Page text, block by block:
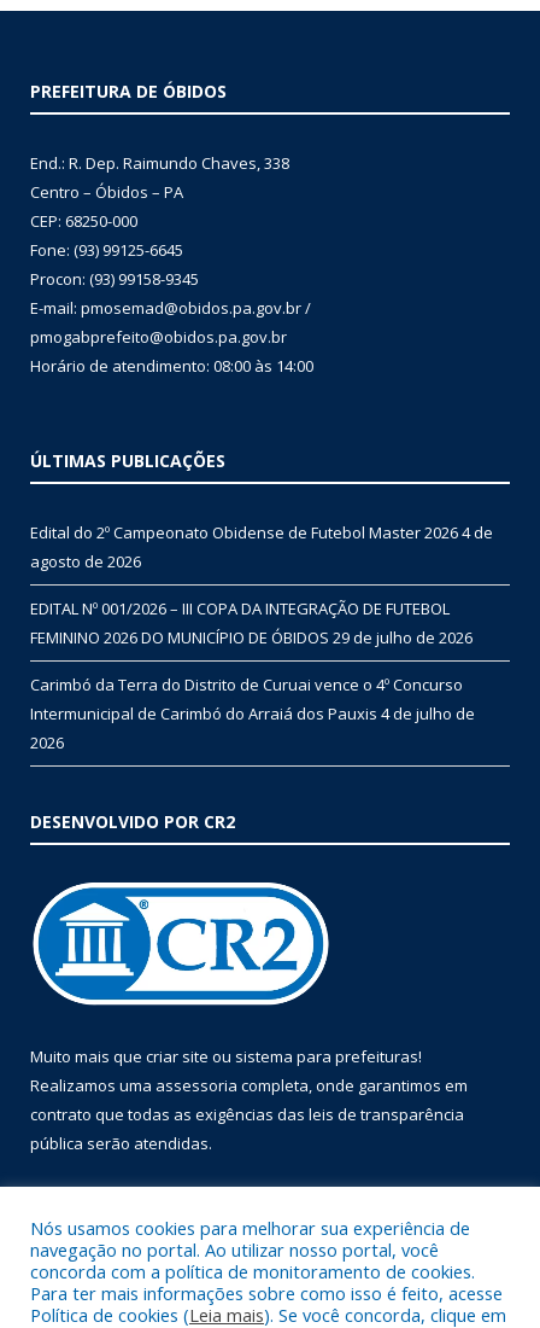
PREFEITURA DE ÓBIDOS
End.: R. Dep. Raimundo Chaves, 338
Centro – Óbidos – PA
CEP: 68250-000
Fone: (93) 99125-6645
Procon: (93) 99158-9345
E-mail: pmosemad@obidos.pa.gov.br /
pmogabprefeito@obidos.pa.gov.br
Horário de atendimento: 08:00 às 14:00
ÚLTIMAS PUBLICAÇÕES
Edital do 2º Campeonato Obidense de Futebol Master 20264 de
agosto de 2026
EDITAL Nº 001/2026 – III COPA DA INTEGRAÇÃO DE FUTEBOL
FEMININO 2026 DO MUNICÍPIO DE ÓBIDOS 29 de julho de 2026
Carimbó da Terra do Distrito de Curuai vence o 4º Concurso
Intermunicipal de Carimbó do Arraiá dos Pauxis 4 de julho de
2026
DESENVOLVIDO POR CR2
Muito mais que criar site ou sistema para prefeituras!
Realizamos uma assessoria completa, onde garantimos em
contrato que todas as exigências das leis de transparência
pública serão atendidas.
Nós usamos cookies para melhorar sua experiência de
navegação no portal. Ao utilizar nosso portal, você
concorda com a política de monitoramento de cookies.
Para ter mais informações sobre como isso é feito, acesse
Política de cookies (Leia mais). Se você concorda, clique em